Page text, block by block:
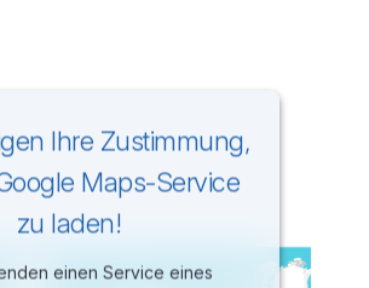
Ihre Zustimmung,
Maps-Service
zu laden!
einen Service eines